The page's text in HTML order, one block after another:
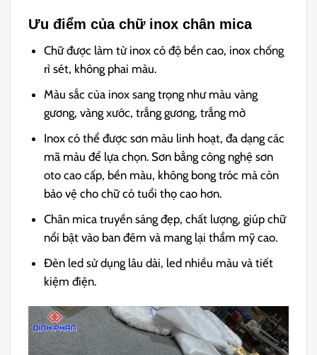
Ưu điểm của chữ inox chân mica
Chữ được làm từ inox có độ bền cao, inox chống
rỉ sét, không phai màu.
Màu sắc của inox sang trọng như màu vàng
gương, vàng xước, trắng gương, trắng mờ
Inox có thể được sơn màu linh hoạt, đa dạng các
mã màu để lựa chọn. Sơn bằng công nghệ sơn
oto cao cấp, bền màu, không bong tróc mà còn
bảo vệ cho chữ có tuổi thọ cao hơn.
Chân mica truyền sáng đẹp, chất lượng, giúp chữ
nổi bật vào ban đêm và mang lại thẩm mỹ cao.
Đèn led sử dụng lâu dài, led nhiều màu và tiết
kiệm điện.